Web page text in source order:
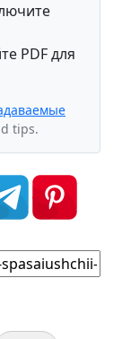
PDF для
tips.